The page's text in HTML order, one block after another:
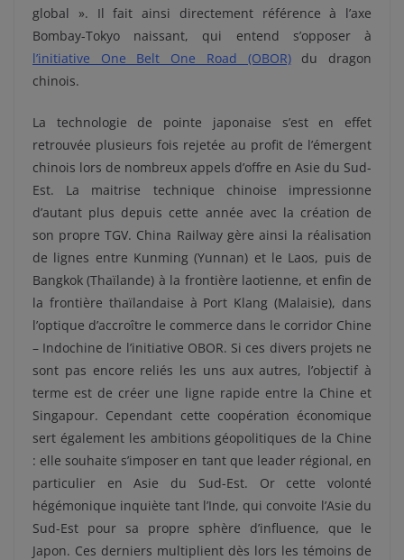
global ». Il fait ainsi directement référence à l’axe
Bombay-Tokyo naissant, qui entend s’opposer à
l’initiative One Belt One Road (OBOR)du dragon
chinois.
La technologie de pointe japonaise s’est en effet
retrouvée plusieurs fois rejetée au profit de l’émergent
chinois lors de nombreux appels d’offre en Asie du Sud-
Est. La maitrise technique chinoise impressionne
d’autant plus depuis cette année avec la création de
son propre TGV. China Railway gère ainsi la réalisation
de lignes entre Kunming (Yunnan) et le Laos, puis de
Bangkok (Thaïlande) à la frontière laotienne, et enfin de
la frontière thaïlandaise à Port Klang (Malaisie), dans
l’optique d’accroître le commerce dans le corridor Chine
– Indochine de l’initiative OBOR. Si ces divers projets ne
sont pas encore reliés les uns aux autres, l’objectif à
terme est de créer une ligne rapide entre la Chine et
Singapour. Cependant cette coopération économique
sert également les ambitions géopolitiques de la Chine
: elle souhaite s’imposer en tant que leader régional, en
particulier en Asie du Sud-Est. Or cette volonté
hégémonique inquiète tant l’Inde, qui convoite l’Asie du
Sud-Est pour sa propre sphère d’influence, que le
Japon. Ces derniers multiplient dès lors les témoins de